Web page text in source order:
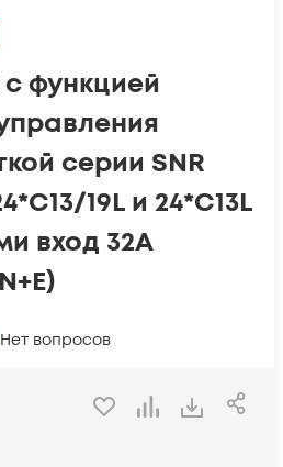
функцией
серии SNR
19L и 24*C13L
вход 32A
Нет вопросов